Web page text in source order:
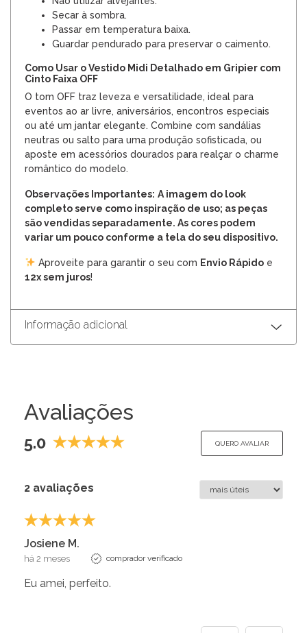
Secar à sombra.
Passar em temperatura baixa.
Guardar pendurado para preservar o caimento.
Como Usar o Vestido Midi Detalhado em Gripier com
Cinto Faixa OFF
O tom OFF traz leveza e versatilidade, ideal para
eventos ao ar livre, aniversários, encontros especiais
ou até um jantar elegante. Combine com sandálias
neutras ou salto para uma produção sofisticada, ou
aposte em acessórios dourados para realçar o charme
romântico do modelo.
Observações Importantes: A imagem do look
completo serve como inspiração de uso; as peças
são vendidas separadamente. As cores podem
variar um pouco conforme a tela do seu dispositivo.
Aproveite para garantir o seu com Envio Rápidoe
12x sem juros!
Informação adicional
Avaliações
5.0 QUERO AVALIAR
2 avaliações
Josiene M.
há 2 meses comprador verificado
Eu amei, perfeito.